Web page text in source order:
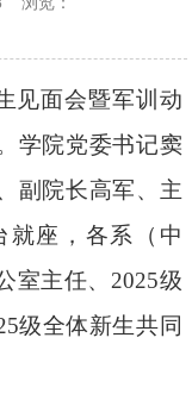
见面会暨军训动
学院党委书记窦
副院长高军、主
就座，各系（中
室主任、2025级
级全体新生共同